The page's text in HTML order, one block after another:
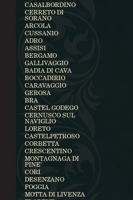
CASALBORDINO
CERRETO DI
SORANO
ARCOLA
CUSSANIO
ADRO
ASSISI
BERGAMO
GALLIVAGGIO
BADIA DI CAVA
BOCCADIRIO
CARAVAGGIO
GEROSA
BRA
CASTEL GODEGO
CERNUSCO SUL
NAVIGLIO
LORETO
CASTELPETROSO
CORBETTA
CRESCENTINO
MONTAGNAGA DI
PINE'
CORI
DESENZANO
FOGGIA
MOTTA DI LIVENZA